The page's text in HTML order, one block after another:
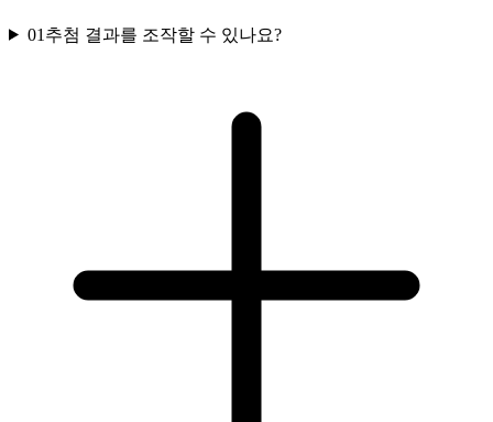
01 추첨 결과를 조작할 수 있나요?